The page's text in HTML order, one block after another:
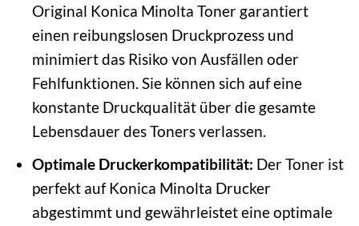
Original Konica Minolta Toner garantiert
einen reibungslosen Druckprozess und
minimiert das Risiko von Ausfällen oder
Fehlfunktionen. Sie können sich auf eine
konstante Druckqualität über die gesamte
Lebensdauer des Toners verlassen.
Optimale Druckerkompatibilität: Der Toner ist
perfekt auf Konica Minolta Drucker
abgestimmt und gewährleistet eine optimale